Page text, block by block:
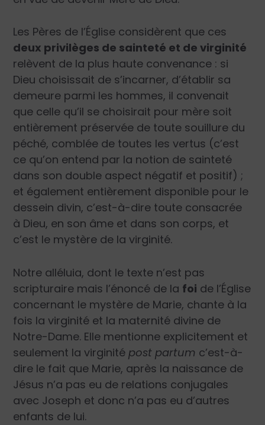
Les Pères de l’Église considèrent que ces
deux privilèges de sainteté et de virginité
relèvent de la plus haute convenance : si
Dieu choisissait de s’incarner, d’établir sa
demeure parmi les hommes, il convenait
que celle qu’il se choisirait pour mère soit
entièrement préservée de toute souillure du
péché, comblée de toutes les vertus (c’est
ce qu’on entend par la notion de sainteté
dans son double aspect négatif et positif) ;
et également entièrement disponible pour le
dessein divin, c’est-à-dire toute consacrée
à Dieu, en son âme et dans son corps, et
c’est le mystère de la virginité.
Notre alléluia, dont le texte n’est pas
scripturaire mais l’énoncé de la foi de l’Église
concernant le mystère de Marie, chante à la
fois la virginité et la maternité divine de
Notre-Dame. Elle mentionne explicitement et
seulement la virginitépost partum c’est-à-
dire le fait que Marie, après la naissance de
Jésus n’a pas eu de relations conjugales
avec Joseph et donc n’a pas eu d’autres
enfants de lui.